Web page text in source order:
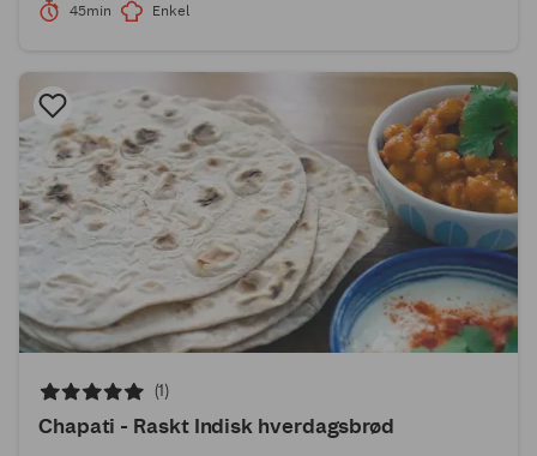
45min Enkel
(1)
Chapati - Raskt Indisk hverdagsbrød